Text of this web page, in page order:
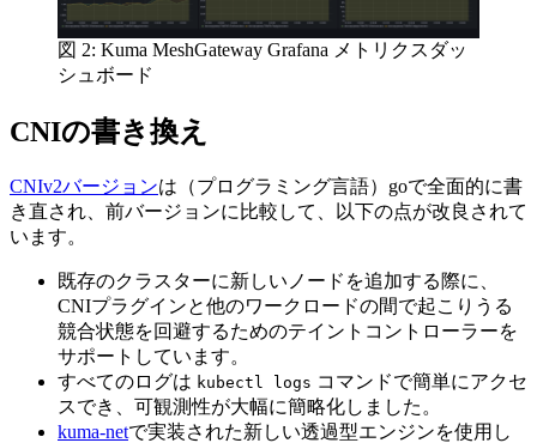
図 2: Kuma MeshGateway Grafana メトリクスダッ
シュボード
CNIの書き換え
CNIv2バージョンは（プログラミング言語）goで全面的に書
き直され、前バージョンに比較して、以下の点が改良されて
います。
既存のクラスターに新しいノードを追加する際に、
CNIプラグインと他のワークロードの間で起こりうる
競合状態を回避するためのテイントコントローラーを
サポートしています。
すべてのログは kubectl logs コマンドで簡単にアクセ
スでき、可観測性が大幅に簡略化しました。
kuma-netで実装された新しい透過型エンジンを使用し